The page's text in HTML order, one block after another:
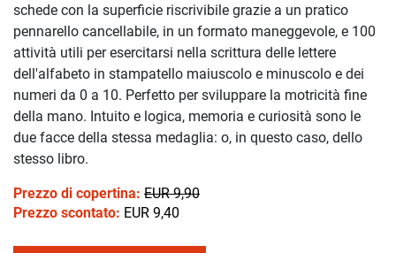
schede con la superficie riscrivibile grazie a un pratico
pennarello cancellabile, in un formato maneggevole, e 100
attività utili per esercitarsi nella scrittura delle lettere
dell'alfabeto in stampatello maiuscolo e minuscolo e dei
numeri da 0 a 10. Perfetto per sviluppare la motricità fine
della mano. Intuito e logica, memoria e curiosità sono le
due facce della stessa medaglia: o, in questo caso, dello
stesso libro.
Prezzo di copertina: EUR 9,90
Prezzo scontato: EUR 9,40